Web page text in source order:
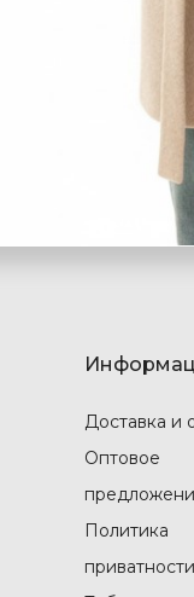
Доставка и
Оптовое
Политика
приватности